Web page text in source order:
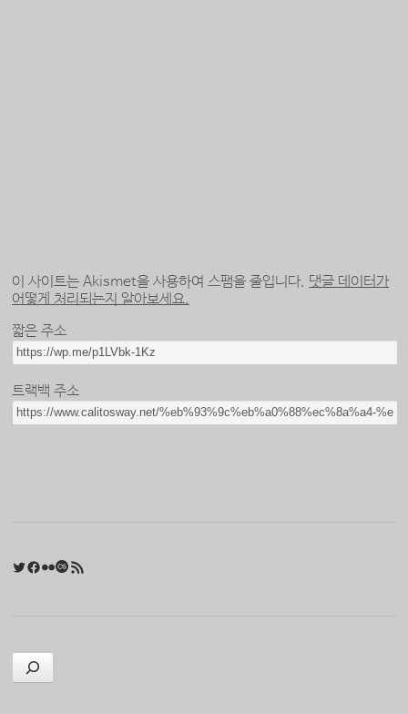
이 사이트는 Akismet을 사용하여 스팸을 줄입니다. 댓글 데이터가
어떻게 처리되는지 알아보세요.
짧은 주소
트랙백 주소
Twitter
Facebook
FlickrLast.fm
검색